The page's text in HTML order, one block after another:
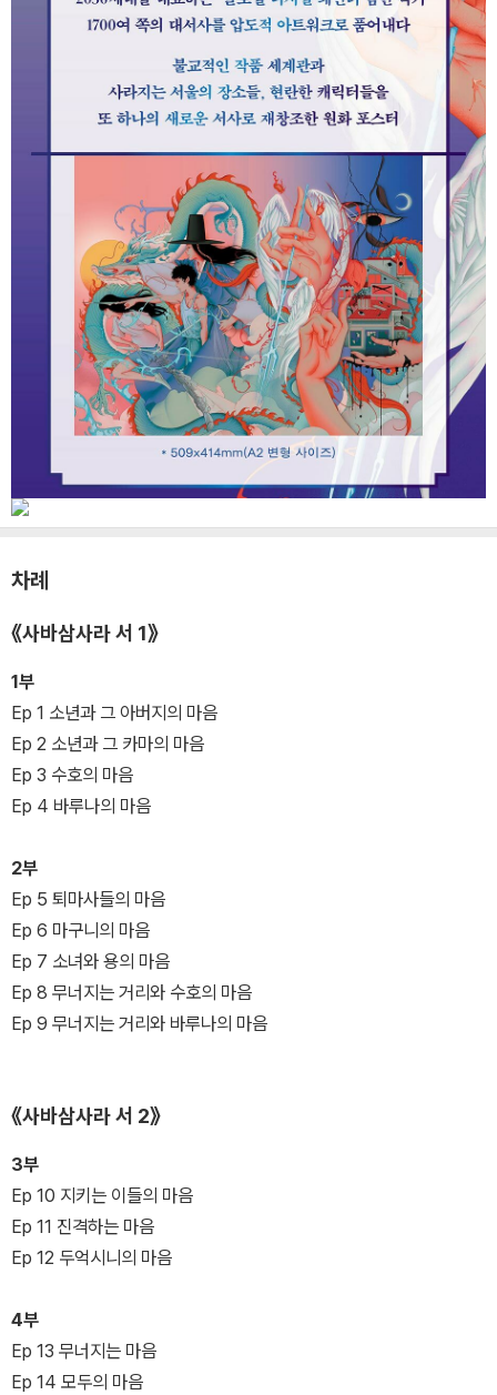
차례
《사바삼사라 서 1》
1부
Ep 1 소년과 그 아버지의 마음
Ep 2 소년과 그 카마의 마음
Ep 3 수호의 마음
Ep 4 바루나의 마음
2부
Ep 5 퇴마사들의 마음
Ep 6 마구니의 마음
Ep 7 소녀와 용의 마음
Ep 8 무너지는 거리와 수호의 마음
Ep 9 무너지는 거리와 바루나의 마음
《사바삼사라 서 2》
3부
Ep 10 지키는 이들의 마음
Ep 11 진격하는 마음
Ep 12 두억시니의 마음
4부
Ep 13 무너지는 마음
Ep 14 모두의 마음